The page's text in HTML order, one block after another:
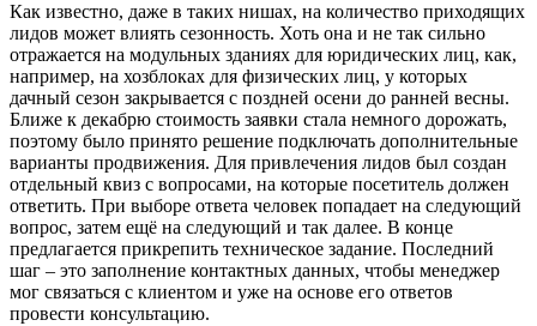
Как известно, даже в таких нишах, на количество приходящих
лидов может влиять сезонность. Хоть она и не так сильно
отражается на модульных зданиях для юридических лиц, как,
например, на хозблоках для физических лиц, у которых
дачный сезон закрывается с поздней осени до ранней весны.
Ближе к декабрю стоимость заявки стала немного дорожать,
поэтому было принято решение подключать дополнительные
варианты продвижения. Для привлечения лидов был создан
отдельный квиз с вопросами, на которые посетитель должен
ответить. При выборе ответа человек попадает на следующий
вопрос, затем ещё на следующий и так далее. В конце
предлагается прикрепить техническое задание. Последний
шаг – это заполнение контактных данных, чтобы менеджер
мог связаться с клиентом и уже на основе его ответов
провести консультацию.